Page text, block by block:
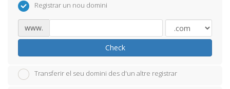
Registrar un nou domini
www.
Check
Transferir el seu domini des d'un altre registrar